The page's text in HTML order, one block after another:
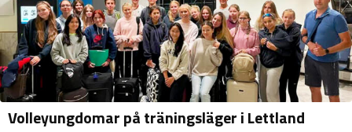
Volleyungdomar på träningsläger i Lettland